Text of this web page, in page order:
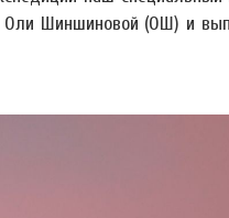
Шиншиновой (ОШ) и